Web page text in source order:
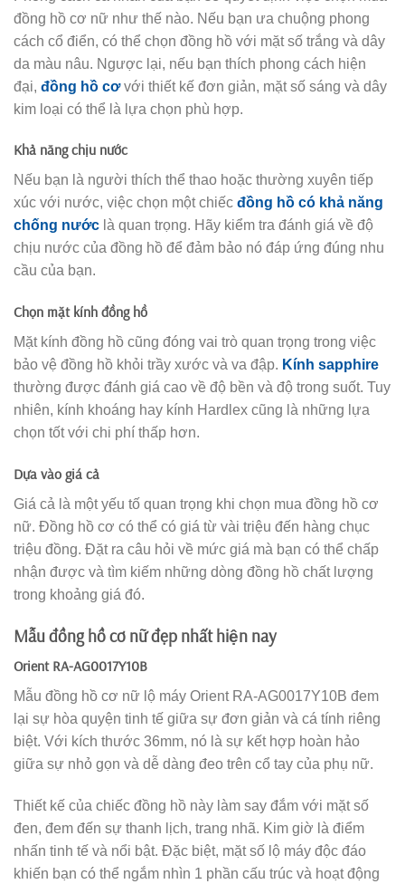
đồng hồ cơ nữ như thế nào. Nếu bạn ưa chuộng phong
cách cổ điển, có thể chọn đồng hồ với mặt số trắng và dây
da màu nâu. Ngược lại, nếu bạn thích phong cách hiện
đại, đồng hồ cơvới thiết kế đơn giản, mặt số sáng và dây
kim loại có thể là lựa chọn phù hợp.
Khả năng chịu nước
Nếu bạn là người thích thể thao hoặc thường xuyên tiếp
xúc với nước, việc chọn một chiếc đồng hồ có khả năng
chống nước là quan trọng. Hãy kiểm tra đánh giá về độ
chịu nước của đồng hồ để đảm bảo nó đáp ứng đúng nhu
cầu của bạn.
Chọn mặt kính đồng hồ
Mặt kính đồng hồ cũng đóng vai trò quan trọng trong việc
bảo vệ đồng hồ khỏi trầy xước và va đập. Kính sapphire
thường được đánh giá cao về độ bền và độ trong suốt. Tuy
nhiên, kính khoáng hay kính Hardlex cũng là những lựa
chọn tốt với chi phí thấp hơn.
Dựa vào giá cả
Giá cả là một yếu tố quan trọng khi chọn mua đồng hồ cơ
nữ. Đồng hồ cơ có thể có giá từ vài triệu đến hàng chục
triệu đồng. Đặt ra câu hỏi về mức giá mà bạn có thể chấp
nhận được và tìm kiếm những dòng đồng hồ chất lượng
trong khoảng giá đó.
Mẫu đồng hồ cơ nữ đẹp nhất hiện nay
Orient RA-AG0017Y10B
Mẫu đồng hồ cơ nữ lộ máy Orient RA-AG0017Y10B đem
lại sự hòa quyện tinh tế giữa sự đơn giản và cá tính riêng
biệt. Với kích thước 36mm, nó là sự kết hợp hoàn hảo
giữa sự nhỏ gọn và dễ dàng đeo trên cổ tay của phụ nữ.
Thiết kế của chiếc đồng hồ này làm say đắm với mặt số
đen, đem đến sự thanh lịch, trang nhã. Kim giờ là điểm
nhấn tinh tế và nổi bật. Đặc biệt, mặt số lộ máy độc đáo
khiến bạn có thể ngắm nhìn 1 phần cấu trúc và hoạt động